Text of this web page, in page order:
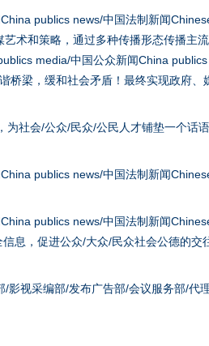
publics news/中国法制新闻
术和策略，通过多种传播形态传播主
media/中国公众新闻China
桥梁，缓和社会矛盾！最终实现政府、
社会/公众/民众/公民人才铺垫一个话
publics news/中国法制新闻
publics news/中国法制新闻
息，促进公众/大众/民众社会公德的交
视采编部/发布广告部/会议服务部/代